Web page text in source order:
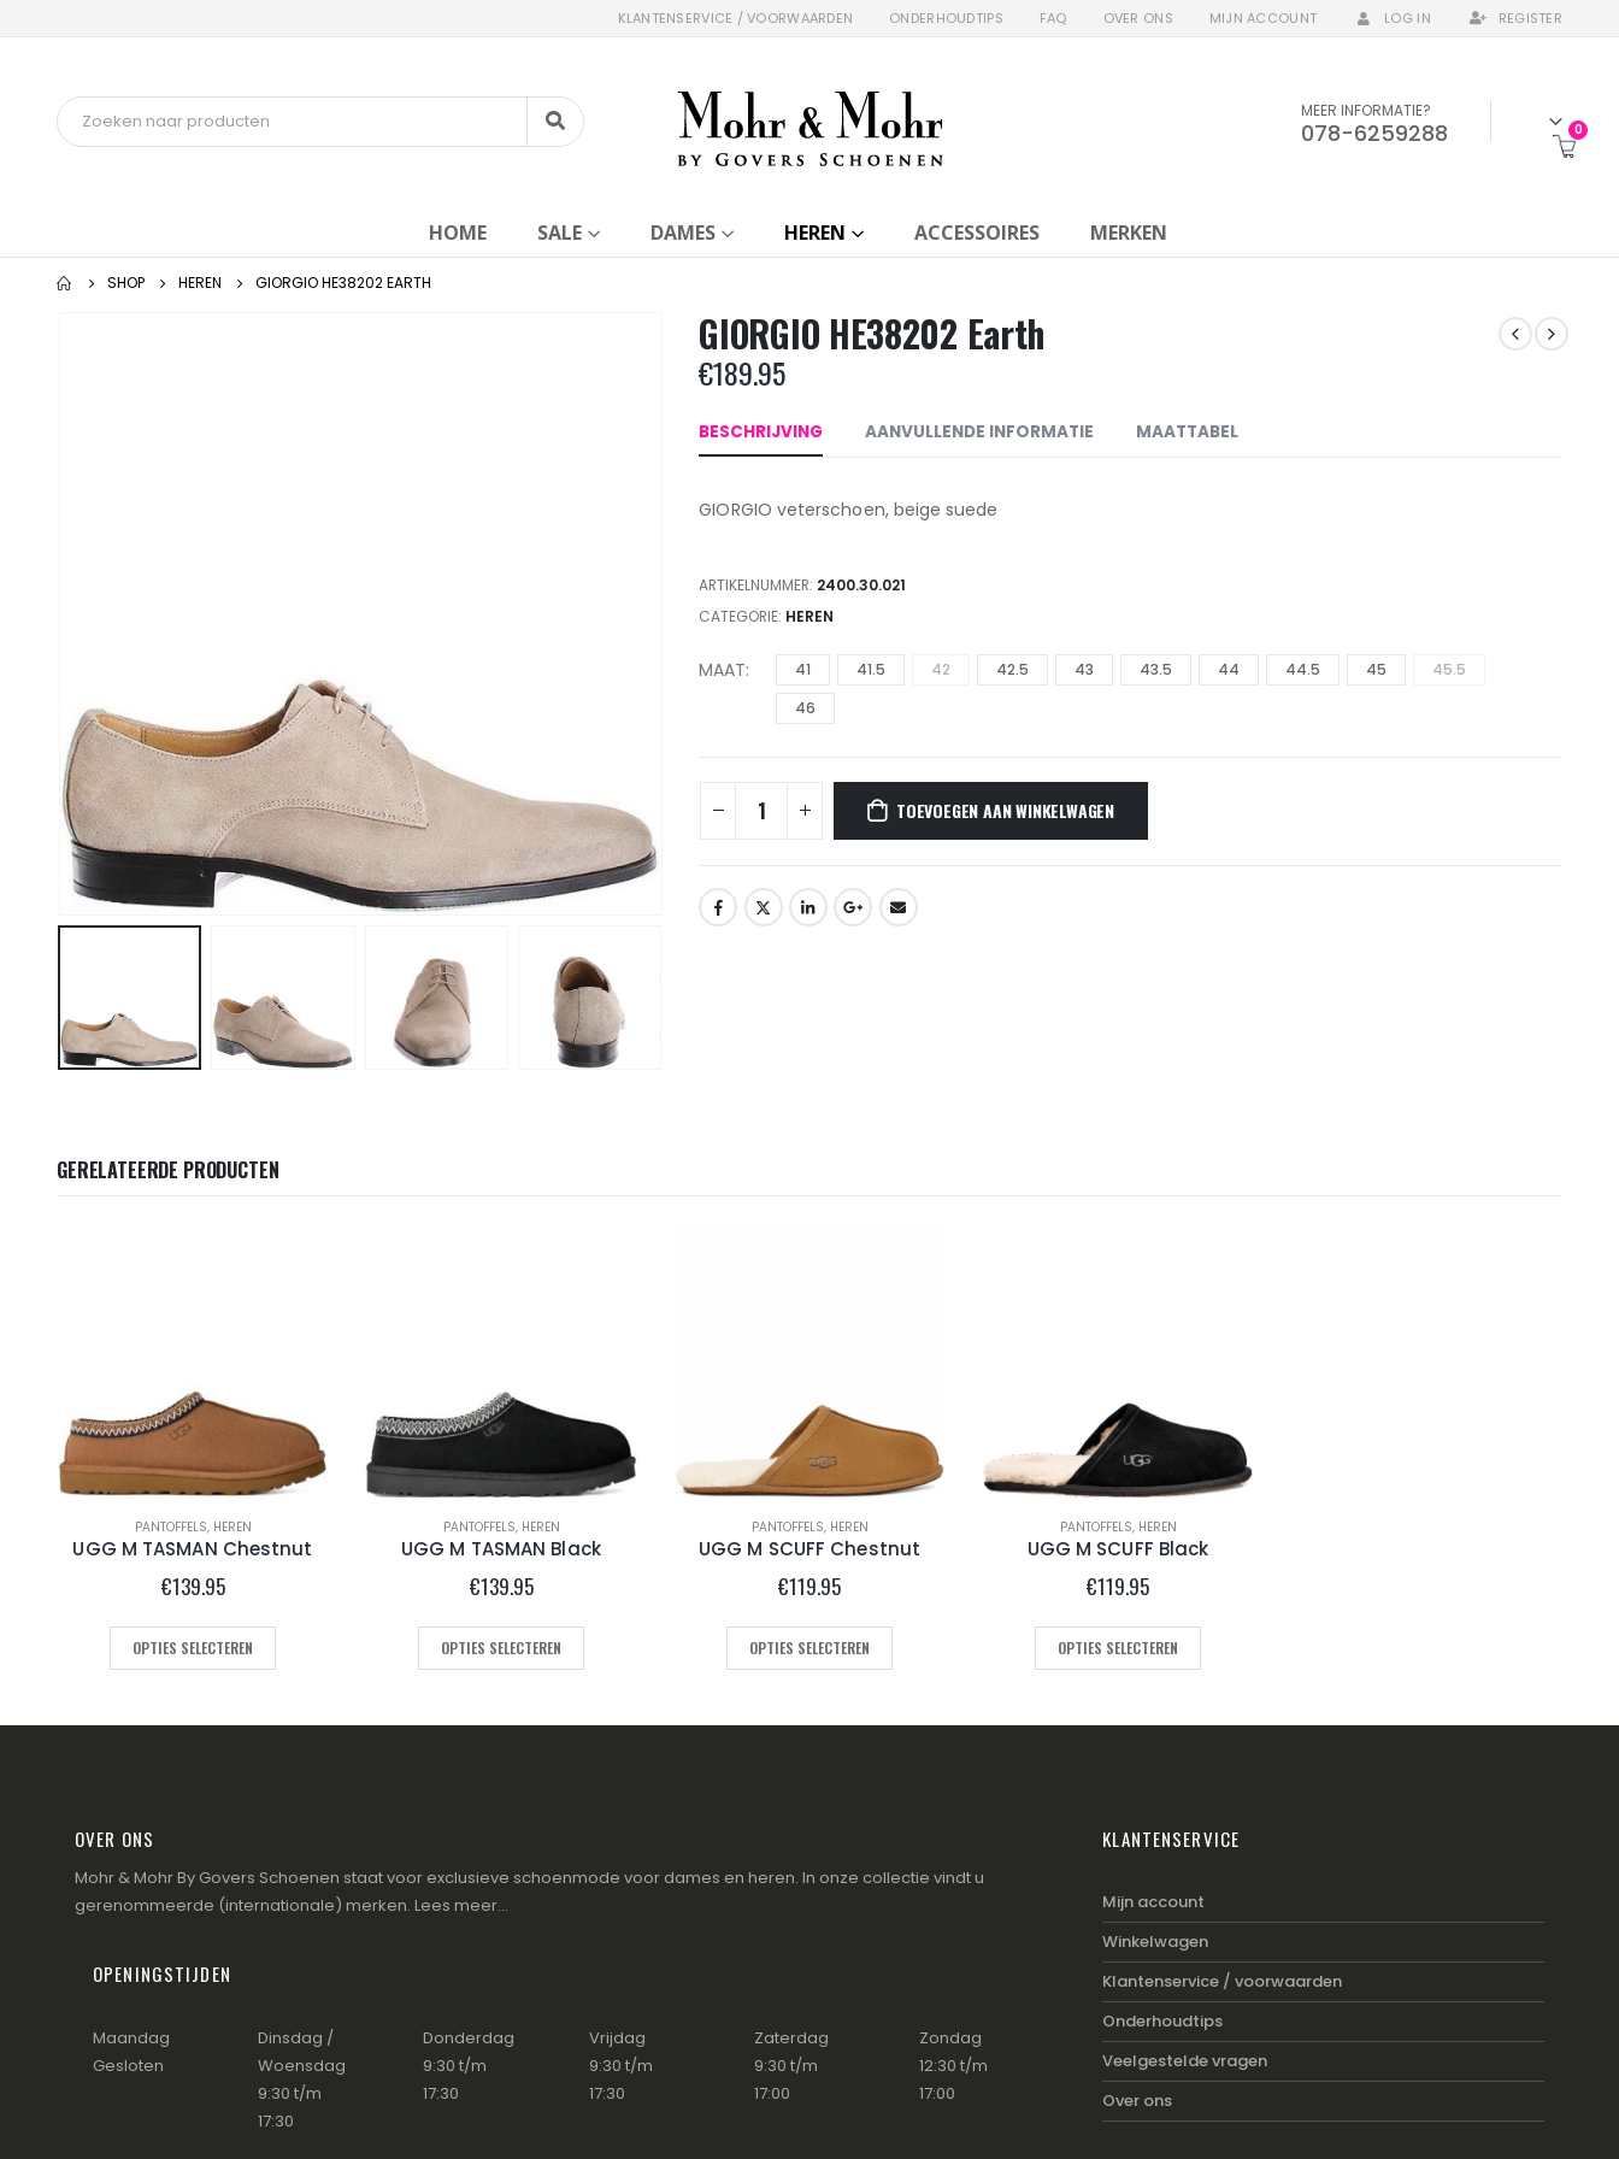
KLANTENSERVICE / VOORWAARDEN ONDERHOUDTIPS FAQ OVER ONS MIJN ACCOUNT LOG IN REGISTER
MEER INFORMATIE?
078-6259288 0
HOME SALE DAMES HEREN ACCESSOIRES MERKEN
SHOP HEREN GIORGIO HE38202 EARTH
GIORGIO HE38202 Earth
€189.95
BESCHRIJVING AANVULLENDE INFORMATIE MAATTABEL
GIORGIO veterschoen, beige suede
ARTIKELNUMMER: 2400.30.021
CATEGORIE: HEREN
MAAT 41 41.5 42 42.5 43 43.5 44 44.5 45
45.5
46
TOEVOEGEN AAN WINKELWAGEN
GERELATEERDE PRODUCTEN
PANTOFFELS, HEREN
UGG M TASMAN Chestnut
€139.95
OPTIES SELECTEREN
PANTOFFELS, HEREN
UGG M TASMAN Black
€139.95
OPTIES SELECTEREN
PANTOFFELS, HEREN
UGG M SCUFF Chestnut
€119.95
OPTIES SELECTEREN
PANTOFFELS, HEREN
UGG M SCUFF Black
€119.95
OPTIES SELECTEREN
OVER ONS
Mohr & Mohr By Govers Schoenen staat voor exclusieve schoenmode voor dames en heren. In onze collectie vindt u
gerenommeerde (internationale) merken. Lees meer...
OPENINGSTIJDEN
Maandag
Gesloten
Dinsdag /
Woensdag
9:30 t/m
17:30
Donderdag
9:30 t/m
17:30
Vrijdag
9:30 t/m
17:30
Zaterdag
9:30 t/m
17:00
Zondag
12:30 t/m
17:00
KLANTENSERVICE
Mijn account
Winkelwagen
Klantenservice / voorwaarden
Onderhoudtips
Veelgestelde vragen
Over ons